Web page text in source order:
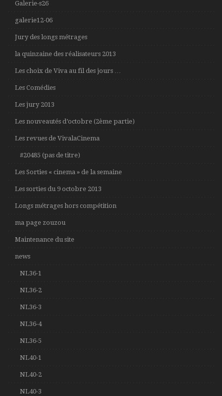
Galerie-s26
galerie12-06
Jury des longs métrages
la quinzaine des réalisateurs 2013
Les choix de Viva au fil des jours …
Les Comédies
Les jury 2013
Les nouveautés d’octobre (2ème partie)
Les revues de VivalaCinema
#20485 (pas de titre)
Les Sorties « cinema » de la semaine
Les sorties du 9 octobre 2013
Longs métrages hors compétition
ma page zouzou
Maintenance du site
news
NL36-1
NL36-2
NL36-3
NL36-4
NL36-5
NL40-1
NL40-2
NL40-3